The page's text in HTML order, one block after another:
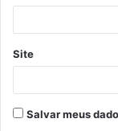
*
Site
Salvar meus